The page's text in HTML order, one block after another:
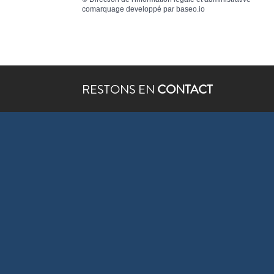
comarquage developpé par baseo.io
RESTONS EN CONTACT